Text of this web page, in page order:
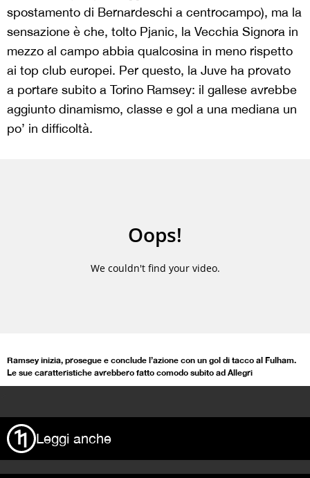
spostamento di Bernardeschi a centrocampo), ma la
sensazione è che, tolto Pjanic, la Vecchia Signora in
mezzo al campo abbia qualcosina in meno rispetto
ai top club europei. Per questo, la Juve ha provato
a portare subito a Torino Ramsey: il gallese avrebbe
aggiunto dinamismo, classe e gol a una mediana un
po’ in difficoltà.
Ramsey inizia, prosegue e conclude l’azione con un gol di tacco al Fulham.
Le sue caratteristiche avrebbero fatto comodo subito ad Allegri
Leggi anche